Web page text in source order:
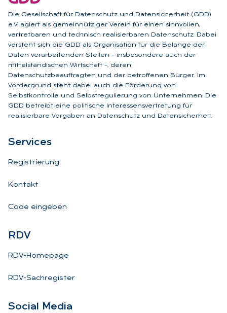
Die Gesellschaft für Datenschutz und Datensicherheit (GDD)
e.V. agiert als gemeinnütziger Verein für einen sinnvollen,
vertretbaren und technisch realisierbaren Datenschutz. Dabei
versteht sich die GDD als Organisation für die Belange der
Daten verarbeitenden Stellen – insbesondere auch der
mittelständischen Wirtschaft –, deren
Datenschutzbeauftragten und der betroffenen Bürger. Im
Vordergrund steht dabei auch die Förderung von
Selbstkontrolle und Selbstregulierung von Unternehmen. Die
GDD betreibt eine politische Interessensvertretung für
realisierbare Vorgaben an Datenschutz und Datensicherheit.
Ser­vices
Registrierung
Kontakt
Code eingeben
RDV
RDV-Homepage
RDV-Sachregister
So­ci­al Me­dia